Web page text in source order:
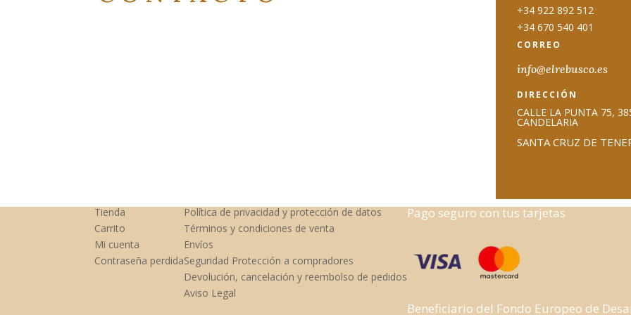
+34 922 892 512
+34 670 540 401
CORREO
info@elrebusco.es
DIRECCIÓN
CALLE LA PUNTA 75,
CANDELARIA
SANTA CRUZ DE
Tienda
Carrito
Mi cuenta
Contraseña perdida
Política de privacidad y protección de datos
Términos y condiciones de venta
Envíos
Seguridad Protección a compradores
Devolución, cancelación y reembolso de pedidos
Aviso Legal
Pago seguro con tus tarjetas
Beneficiario del Fondo Europeo de